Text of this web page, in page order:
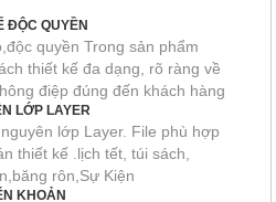
ĐỘC QUYỀN
quyền Trong sản phẩm
thiết kế đa dạng, rõ ràng về
điệp đúng đến khách hàng
LỚP LAYER
lớp Layer. File phù hợp
thiết kế .lịch tết, túi sách,
rôn,Sự Kiện
KHOẢN